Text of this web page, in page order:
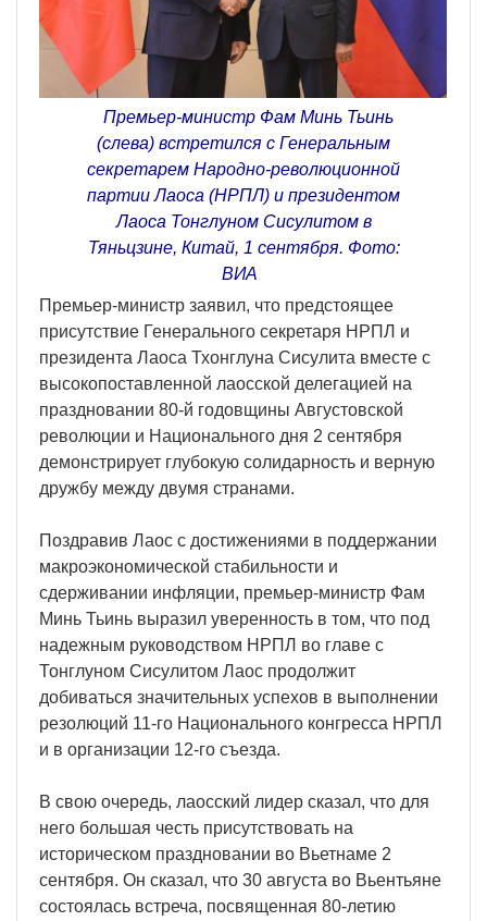
Премьер-министр Фам Минь Тьинь
(слева) встретился с Генеральным
секретарем Народно-революционной
партии Лаоса (НРПЛ) и президентом
Лаоса Тонглуном Сисулитом в
Тяньцзине, Китай, 1 сентября. Фото:
ВИA
Премьер-министр заявил, что предстоящее
присутствие Генерального секретаря НРПЛ и
президента Лаоса Тхонглуна Сисулита вместе с
высокопоставленной лаосской делегацией на
праздновании 80-й годовщины Августовской
революции и Национального дня 2 сентября
демонстрирует глубокую солидарность и верную
дружбу между двумя странами.
Поздравив Лаос с достижениями в поддержании
макроэкономической стабильности и
сдерживании инфляции, премьер-министр Фам
Минь Тьинь выразил уверенность в том, что под
надежным руководством НРПЛ во главе с
Тонглуном Сисулитом Лаос продолжит
добиваться значительных успехов в выполнении
резолюций 11-го Национального конгресса НРПЛ
и в организации 12-го съезда.
В свою очередь, лаосский лидер сказал, что для
него большая честь присутствовать на
историческом праздновании во Вьетнаме 2
сентября. Он сказал, что 30 августа во Вьентьяне
состоялась встреча, посвященная 80-летию